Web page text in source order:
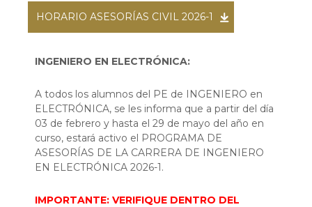
HORARIO ASESORÍAS CIVIL 2026-1
INGENIERO EN ELECTRÓNICA:
A todos los alumnos del PE de INGENIERO en
ELECTRÓNICA, se les informa que a partir del día
03 de febrero y hasta el 29 de mayo del año en
curso, estará activo el PROGRAMA DE
ASESORÍAS DE LA CARRERA DE INGENIERO
EN ELECTRÓNICA 2026-1.
IMPORTANTE: VERIFIQUE DENTRO DEL